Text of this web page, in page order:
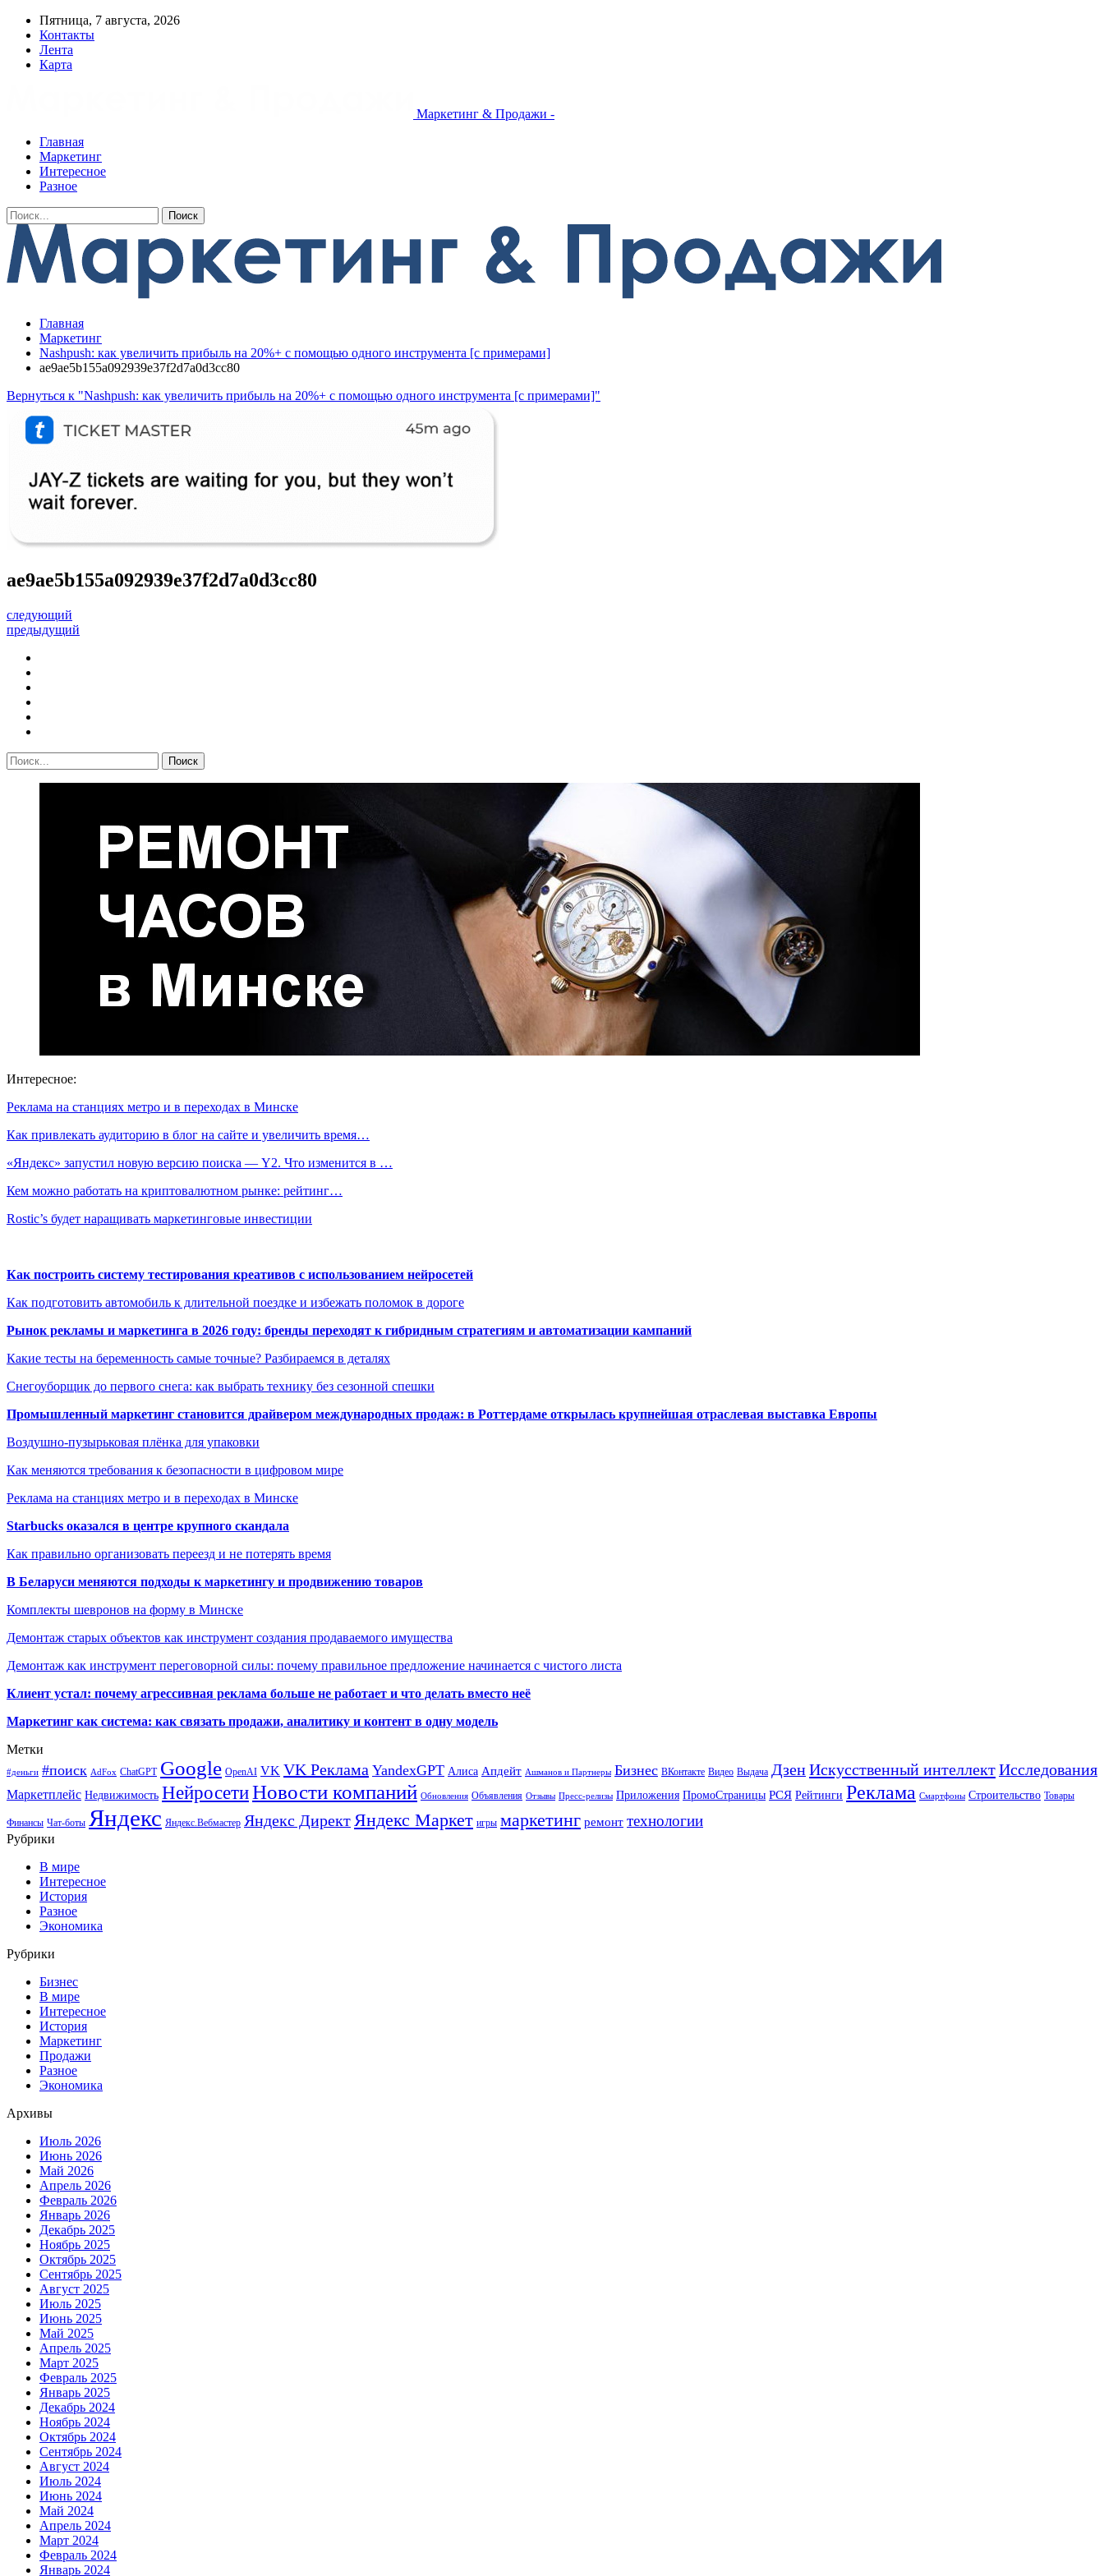
Пятница, 7 августа, 2026
Контакты
Лента
Карта
Маркетинг & Продажи -
Главная
Маркетинг
Интересное
Разное
Главная
Маркетинг
Nashpush: как увеличить прибыль на 20%+ с помощью одного инструмента [с примерами]
ae9ae5b155a092939e37f2d7a0d3cc80
Вернуться к "Nashpush: как увеличить прибыль на 20%+ с помощью одного инструмента [с примерами]"
ae9ae5b155a092939e37f2d7a0d3cc80
следующий
предыдущий
Интересное:
Реклама на станциях метро и в переходах в Минске
Как привлекать аудиторию в блог на сайте и увеличить время…
«Яндекс» запустил новую версию поиска — Y2. Что изменится в …
Кем можно работать на криптовалютном рынке: рейтинг…
Rostic’s будет наращивать маркетинговые инвестиции
Как построить систему тестирования креативов с использованием нейросетей
Как подготовить автомобиль к длительной поездке и избежать поломок в дороге
Рынок рекламы и маркетинга в 2026 году: бренды переходят к гибридным стратегиям и автоматизации кампаний
Какие тесты на беременность самые точные? Разбираемся в деталях
Снегоуборщик до первого снега: как выбрать технику без сезонной спешки
Промышленный маркетинг становится драйвером международных продаж: в Роттердаме открылась крупнейшая отраслевая выставка Европы
Воздушно-пузырьковая плёнка для упаковки
Как меняются требования к безопасности в цифровом мире
Реклама на станциях метро и в переходах в Минске
Starbucks оказался в центре крупного скандала
Как правильно организовать переезд и не потерять время
В Беларуси меняются подходы к маркетингу и продвижению товаров
Комплекты шевронов на форму в Минске
Демонтаж старых объектов как инструмент создания продаваемого имущества
Демонтаж как инструмент переговорной силы: почему правильное предложение начинается с чистого листа
Клиент устал: почему агрессивная реклама больше не работает и что делать вместо неё
Маркетинг как система: как связать продажи, аналитику и контент в одну модель
Метки
#деньги #поиск AdFox ChatGPT Google OpenAI VK VK Реклама YandexGPT Алиса Апдейт Ашманов и Партнеры Бизнес ВКонтакте Видео Выдача ДзенИскусственный интеллектИсследования
Маркетплейс Недвижимость НейросетиНовости компаний Обновления Объявления Отзывы Пресс-релизы Приложения ПромоСтраницы РСЯ Рейтинги Реклама Смартфоны Строительство Товары
Финансы Чат-боты Яндекс Яндекс.Вебмастер Яндекс Директ Яндекс Маркет игры маркетинг ремонт технологии
Рубрики
В мире
Интересное
История
Разное
Экономика
Рубрики
Бизнес
В мире
Интересное
История
Маркетинг
Продажи
Разное
Экономика
Архивы
Июль 2026
Июнь 2026
Май 2026
Апрель 2026
Февраль 2026
Январь 2026
Декабрь 2025
Ноябрь 2025
Октябрь 2025
Сентябрь 2025
Август 2025
Июль 2025
Июнь 2025
Май 2025
Апрель 2025
Март 2025
Февраль 2025
Январь 2025
Декабрь 2024
Ноябрь 2024
Октябрь 2024
Сентябрь 2024
Август 2024
Июль 2024
Июнь 2024
Май 2024
Апрель 2024
Март 2024
Февраль 2024
Январь 2024